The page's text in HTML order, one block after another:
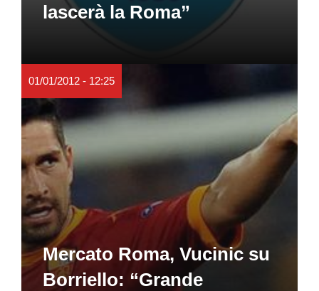
lascerà la Roma”
01/01/2012 - 12:25
Mercato Roma, Vucinic su
Borriello: “Grande